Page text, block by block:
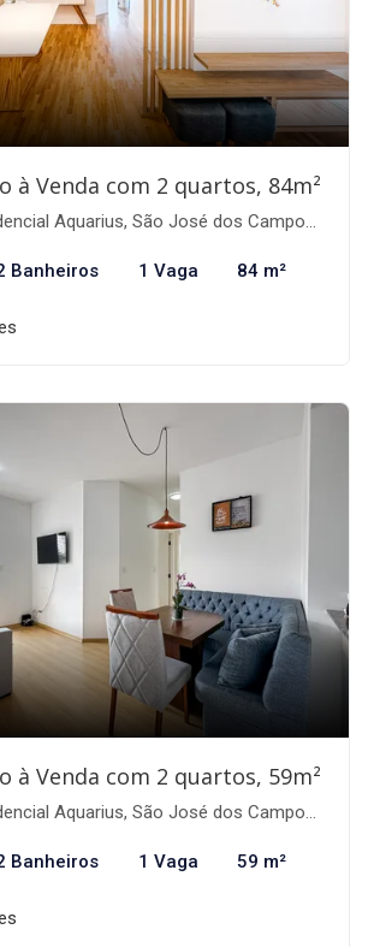
à Venda com 2 quartos, 84m²
Aquarius, São José dos Campos-SP
Banheiros 1 Vaga 84 m²
à Venda com 2 quartos, 59m²
Aquarius, São José dos Campos-SP
Banheiros 1 Vaga 59 m²